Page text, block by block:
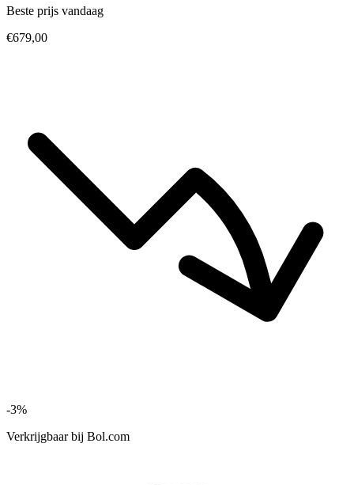
Beste prijs vandaag
€679,00
-3%
Verkrijgbaar bij Bol.com